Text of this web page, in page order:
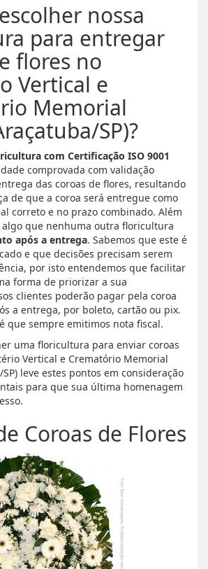
nossa
para entregar
flores no
Vertical e
Memorial
SP)?
com Certificação ISO 9001
comprovada com validação
das coroas de flores, resultando
de que a coroa será entregue como
correto e no prazo combinado. Além
que nenhuma outra floricultura
após a entrega. Sabemos que este é
e que decisões precisam serem
por isto entendemos que facilitar
forma de priorizar a sua
clientes poderão pagar pela coroa
a entrega, por boleto, cartão ou pix.
que sempre emitimos nota fiscal.
uma floricultura para enviar coroas
Vertical e Crematório Memorial
leve estes pontos em consideração
para que sua última homenagem
Coroas de Flores